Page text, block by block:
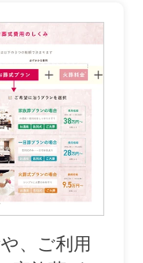
、ご利用
員価格!